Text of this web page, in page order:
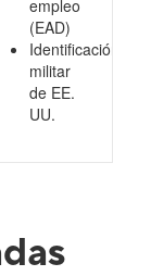
empleo
(EAD)
Identificación
militar
de EE.
UU.